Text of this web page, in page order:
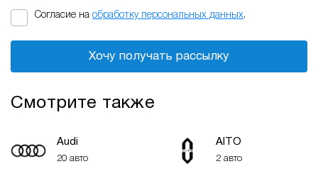
Согласие на обработку персональных данных.
Хочу получать рассылку
Смотрите также
Audi
20 авто
AITO
2 авто